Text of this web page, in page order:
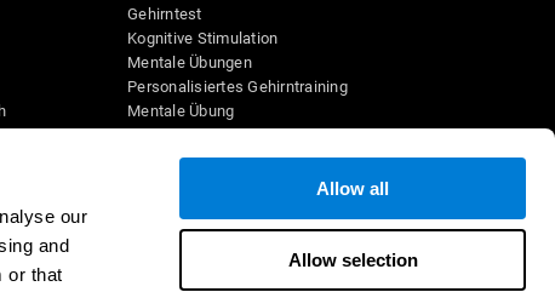
our
and
or that
Allow all
Allow selection
Gehirntest
Kognitive Stimulation
Mentale Übungen
Personalisiertes Gehirntraining
Mentale Übung
Leseverständnis
IQ-Test